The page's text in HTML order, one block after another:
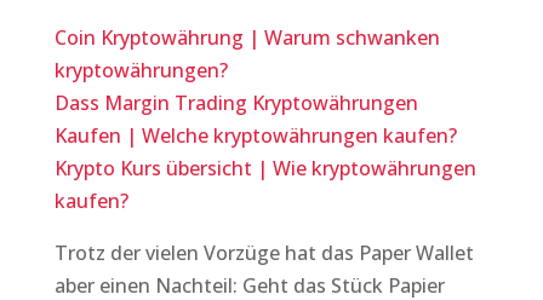
Coin Kryptowährung | Warum schwanken
kryptowährungen?
Dass Margin Trading Kryptowährungen
Kaufen | Welche kryptowährungen kaufen?
Krypto Kurs übersicht | Wie kryptowährungen
kaufen?
Trotz der vielen Vorzüge hat das Paper Wallet
aber einen Nachteil: Geht das Stück Papier